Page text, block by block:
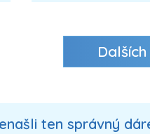
Dalších
ten správný